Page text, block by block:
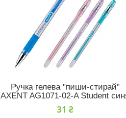
Ручка гелева "пиши-стирай"
AXENT AG1071-02-A Student
31 ₴